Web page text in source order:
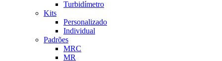
Turbidímetro
Kits
Personalizado
Individual
Padrões
MRC
MR